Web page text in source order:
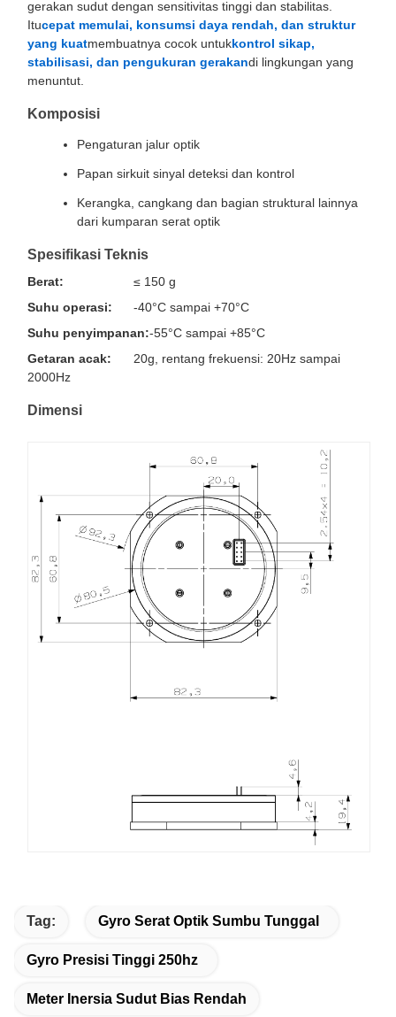
gerakan sudut dengan sensitivitas tinggi dan stabilitas.
Itucepat memulai, konsumsi daya rendah, dan struktur
yang kuatmembuatnya cocok untukkontrol sikap,
stabilisasi, dan pengukuran gerakandi lingkungan yang
menuntut.
Komposisi
Pengaturan jalur optik
Papan sirkuit sinyal deteksi dan kontrol
Kerangka, cangkang dan bagian struktural lainnya
dari kumparan serat optik
Spesifikasi Teknis
Berat:
≤ 150 g
Suhu operasi:
-40°C sampai +70°C
Suhu penyimpanan:-55°C sampai +85°C
Getaran acak:
20g, rentang frekuensi: 20Hz sampai
2000Hz
Dimensi
Tag: Gyro Serat Optik Sumbu Tunggal
Gyro Presisi Tinggi 250hz
Meter Inersia Sudut Bias Rendah